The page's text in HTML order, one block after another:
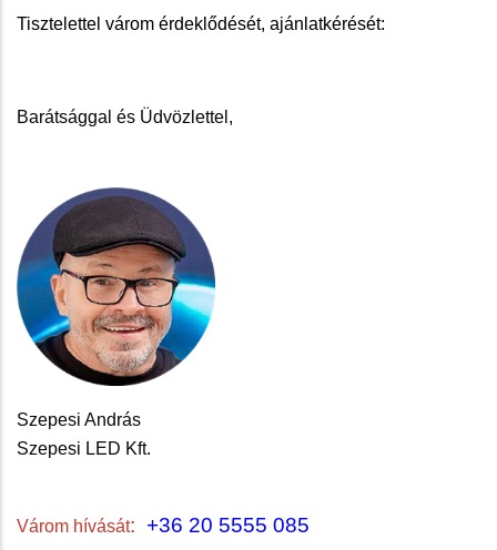
Tisztelettel várom érdeklődését, ajánlatkérését:
Barátsággal és Üdvözlettel,
Szepesi András
Szepesi LED Kft.
Várom hívását: +36 20 5555 085